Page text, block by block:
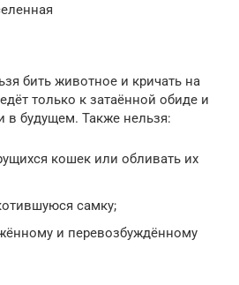
бить животное и кричать на
только к затаённой обиде и
в будущем. Также нельзя:
кошек или обливать их
самку;
и перевозбуждённому